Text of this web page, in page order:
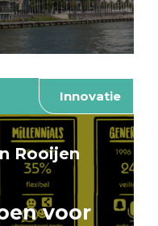
Innovatie
Rooijen
voor